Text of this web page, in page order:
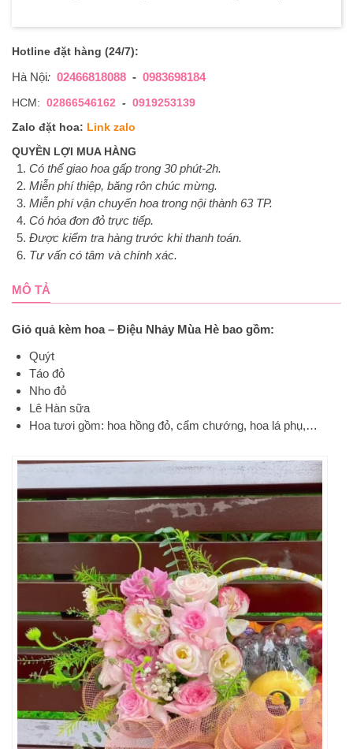
Hotline đặt hàng (24/7):
Hà Nội: 02466818088 - 0983698184
HCM: 02866546162 - 0919253139
Zalo đặt hoa: Link zalo
QUYỀN LỢI MUA HÀNG
Có thể giao hoa gấp trong 30 phút-2h.
Miễn phí thiệp, băng rôn chúc mừng.
Miễn phí vận chuyển hoa trong nội thành 63 TP.
Có hóa đơn đỏ trực tiếp.
Được kiểm tra hàng trước khi thanh toán.
Tư vấn có tâm và chính xác.
MÔ TẢ
Giỏ quả kèm hoa – Điệu Nhảy Mùa Hè bao gồm:
Quýt
Táo đỏ
Nho đỏ
Lê Hàn sữa
Hoa tươi gồm: hoa hồng đỏ, cẩm chướng, hoa lá phụ,…